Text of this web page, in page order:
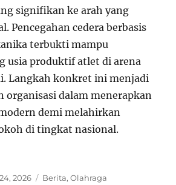
signifikan ke arah yang
Pencegahan cedera berbasis
terbukti mampu
usia produktif atlet di arena
Langkah konkret ini menjadi
dalam menerapkan
demi melahirkan
di tingkat nasional.
2026 Categories
Berita,Olahraga